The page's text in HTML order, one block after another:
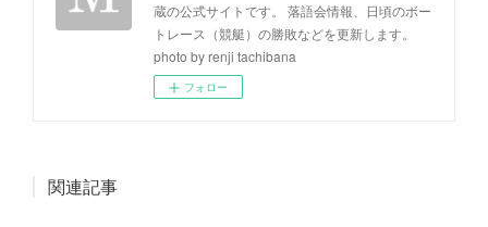
蔵の公式サイトです。 落語会情報、日頃のボー
トレース（競艇）の勝敗などを更新します。
photo by renji tachibana
フォロー
関連記事